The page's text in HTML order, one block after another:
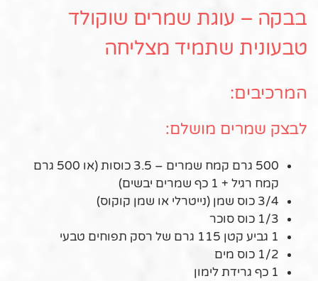
בבקה – עוגת שמרים שוקולד
טבעונית שתמיד מצליחה
המרכיבים:
לבצק שמרים מושלם:
500 גרם קמח שמרים – 3.5 כוסות (או 500 גרם
קמח רגיל + 1 כף שמרים יבשים)
3/4 כוס שמן (נייטרלי או שמן קוקוס)
1/3 כוס סוכר
1 גביע קטן 115 גרם של רסק תפוחים טבעי
1/2 כוס מים
1 כף גרידת לימון